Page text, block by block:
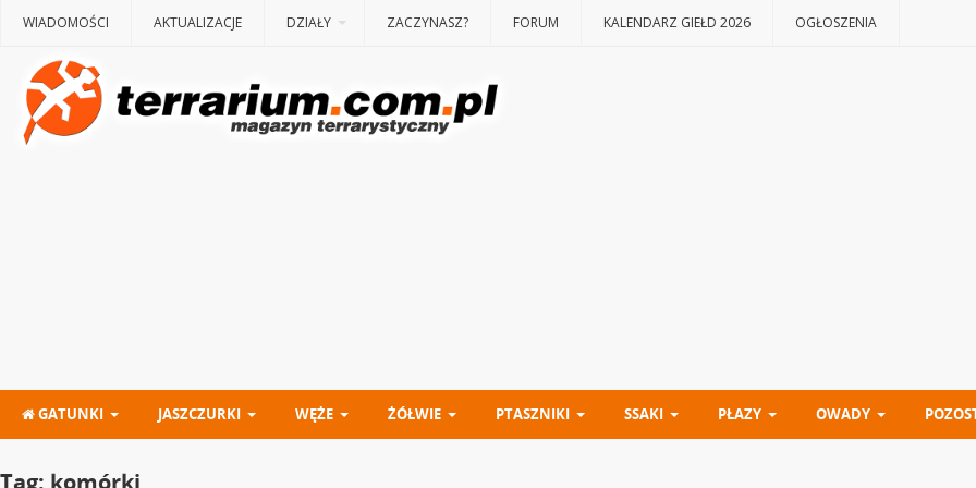
WIADOMOŚCI AKTUALIZACJE DZIAŁY ZACZYNASZ? FORUM KALENDARZ GIEŁD 2026 OGŁOSZENIA
GATUNKI JASZCZURKI WĘŻE ŻÓŁWIE PTASZNIKI SSAKI PŁAZY OWADY
Tag: komórki